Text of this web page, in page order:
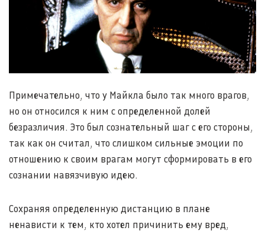
Примечательно, что у Майкла было так много врагов,
но он относился к ним с определенной долей
безразличия. Это был сознательный шаг с его стороны,
так как он считал, что слишком сильные эмоции по
отношению к своим врагам могут сформировать в его
сознании навязчивую идею.
Сохраняя определенную дистанцию в плане
ненависти к тем, кто хотел причинить ему вред,